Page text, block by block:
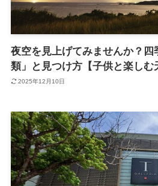
夜空を見上げてみませんか？四
類」と見つけ方【子供と楽しむ
2025年12月10日